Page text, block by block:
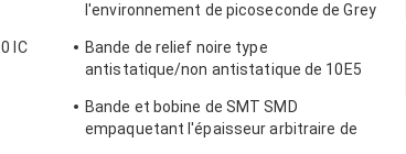
IC
l'environnement de picoseconde de Grey
Bande de relief noire type
antistatique/non antistatique de 10E5
Bande et bobine de SMT SMD
empaquetant l'épaisseur arbitraire de